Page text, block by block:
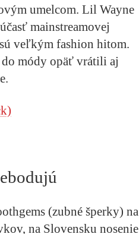
umelcom. Lil Wayne
mainstreamovej
veľkým fashion hitom.
do módy opäť vrátili aj
(zubné šperky) na
na Slovensku nosenie